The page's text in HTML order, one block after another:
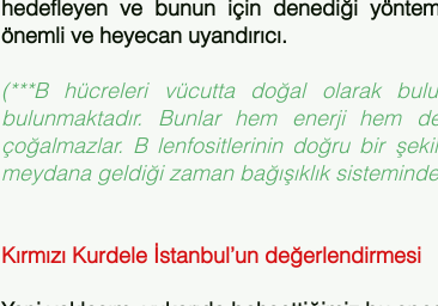
hedefleyen ve bunun için denediği
önemli ve heyecan uyandırıcı.
(***B hücreleri vücutta doğal olarak
bulunmaktadır. Bunlar hem enerji hem
çoğalmazlar. B lenfositlerinin doğru bir
meydana geldiği zaman bağışıklık
Kırmızı Kurdele İstanbul’un değerlendirmesi